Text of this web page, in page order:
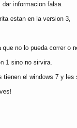
dar informacion falsa.
estan en la version 3,
no lo pueda correr o
1 sino no sirvira.
el windows 7 y